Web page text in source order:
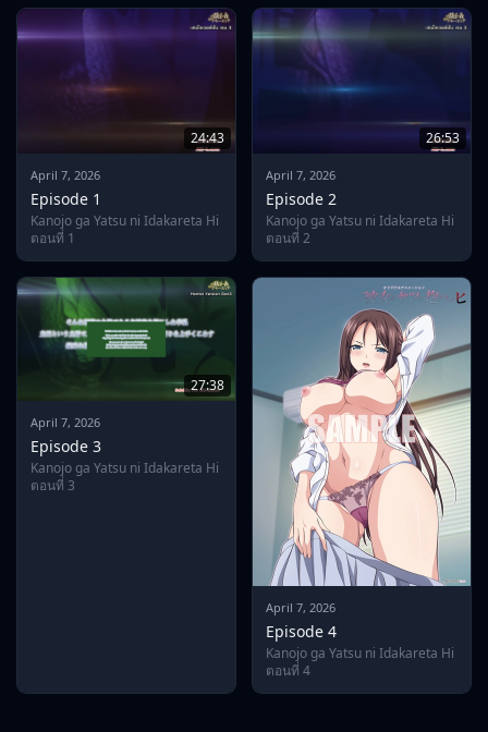
24:43
April 7, 2026
Episode 1
Kanojo ga Yatsu ni Idakareta Hi
ตอนที่ 1
26:53
April 7, 2026
Episode 2
Kanojo ga Yatsu ni Idakareta Hi
ตอนที่ 2
27:38
April 7, 2026
Episode 3
Kanojo ga Yatsu ni Idakareta Hi
ตอนที่ 3
April 7, 2026
Episode 4
Kanojo ga Yatsu ni Idakareta Hi
ตอนที่ 4